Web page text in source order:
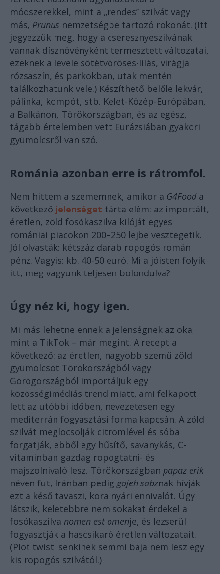
módszerekkel, mint a „rendes” szilvát vagy
más, Prunus nemzetségbe tartozó rokonát. (Itt
jegyezzük meg, hogy a cseresznyeszilvának
vannak dísznövényként termesztett változatai,
ezeknek a levele sötétvöröses-lilás, virágja
rózsaszín, és parkokban, utak mentén
találkozhatunk vele.) Készíthető belőle lekvár,
pálinka, kompót, stb. Kelet-Közép-Európában,
a Balkánon, Törökországban, és az egész,
tágabb értelemben vett Eurázsiában gyakori
gyümölcsről van szó.
Románia azonban erre is rátromfol.
Nem hittem a szememnek, amikor a G4Fooda
következő jelenséget tárta elém: az importált,
éretlen, zöld fosókaszilva kilóját egyes
romániai piacokon 200–250 lejbe vesztegetik.
Jól olvasták: kétszáz darab ropogós román
pénz. Vagyis: kb. 40-50 euró. Mi a jóisten folyik
itt, meg vagyunk teljesen bolondulva?
Úgy néz ki, hogy igen.
Mi más lehetne ennek a jelenségnek az oka,
mint a TikTok – már megint. A recept a
következő: az éretlen, nagyobb szemű zöld
gyümölcsöt Törökországból vagy
Görögországból importáljuk egy
közösségimédiás trend miatt, ami felkapott
lett az utóbbi időben, nevezetesen egy
mediterrán fogyasztási forma kapcsán. A zöld
szilvát meglocsolják citromlével és sóba
forgatják, ebből egy hűsítő, savanykás, C-
vitaminban gazdag ropogtatni- és
majszolnivaló lesz. Törökországban papaz erik
néven fut, Iránban pedig gojeh sabznak hívják
ezt a késő tavaszi, kora nyári ennivalót. Úgy
látszik, keletebbre nem sokakat érdekel a
fosókaszilva nomen est omenje, és lezserül
fogyasztják a hascsikaró éretlen változatait.
(Plot twist: senkinek semmi baja nem lesz egy
kis ropogós szilvától.)